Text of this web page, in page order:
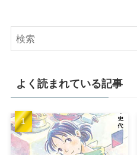
よく読まれている記事